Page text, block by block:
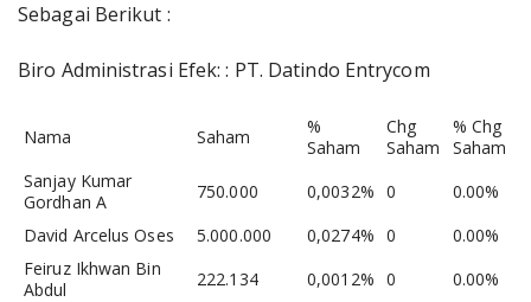
Sebagai Berikut :
Biro Administrasi Efek: : PT. Datindo Entrycom
Nama Saham
%
Saham
Chg
Saham
% Chg
Saham
Sanjay Kumar
Gordhan A
750.000 0,0032% 0
0.00%
David Arcelus Oses
5.000.000 0,0274% 0
0.00%
Feiruz Ikhwan Bin
Abdul
222.134 0,0012% 0
0.00%